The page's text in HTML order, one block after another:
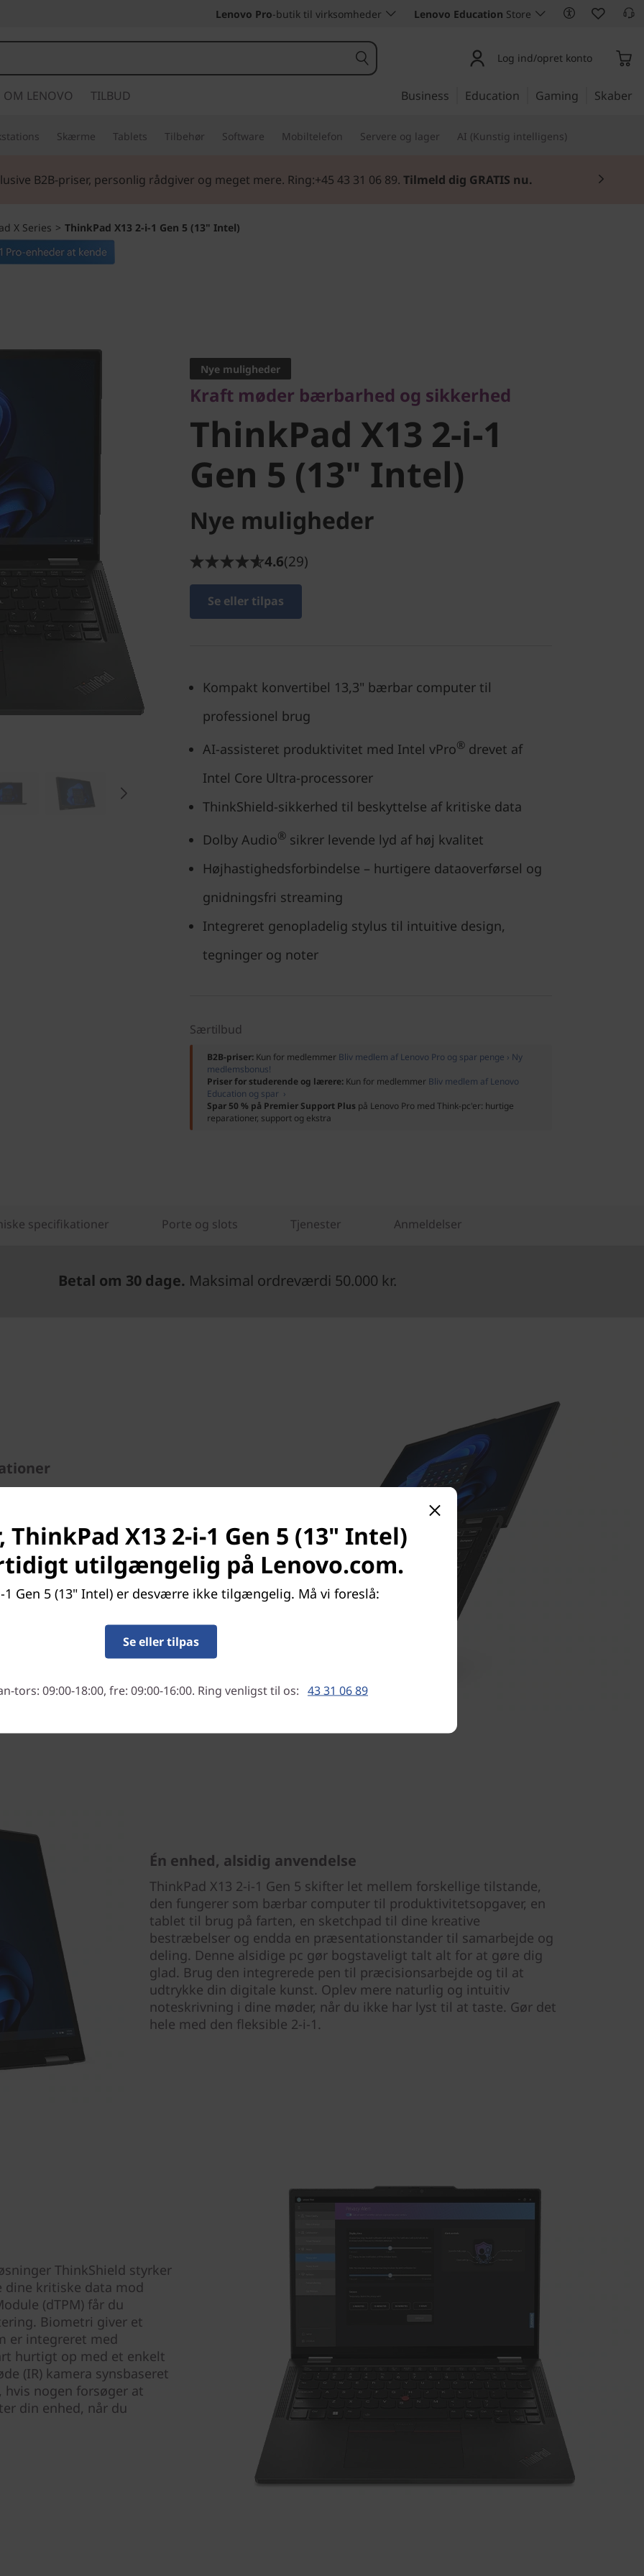
Lenovo Pro-butik til virksomheder Lenovo Education Store
Log ind/opret konto
OM LENOVO TILBUD Business Education Gaming Skaber
Skærme Tablets Tilbehør Software Mobiltelefon Servere og lager AI (Kunstig intelligens)
B2B-priser, personlig rådgiver og meget mere. Ring:+45 43 31 06 89. Tilmeld dig GRATIS nu.
X Series > ThinkPad X13 2-i-1 Gen 5 (13" Intel)
ThinkPad X13 2-i-1
Gen 5 (13" Intel)
Nye muligheder
Kraft møder bærbarhed og sikkerhed
ThinkPad X13 2-i-1
Gen 5 (13" Intel)
Nye muligheder
4.6(29)
Se eller tilpas
Kompakt konvertibel 13,3" bærbar computer til
professionel brug
AI-assisteret produktivitet med Intel vPro® drevet af
Intel Core Ultra-processorer
ThinkShield-sikkerhed til beskyttelse af kritiske data
Dolby Audio® sikrer levende lyd af høj kvalitet
Højhastighedsforbindelse – hurtigere dataoverførsel og
gnidningsfri streaming
Integreret genopladelig stylus til intuitive design,
tegninger og noter
Særtilbud
B2B-priser: Kun for medlemmer Bliv medlem af Lenovo Pro og spar penge › Ny
medlemsbonus!
Priser for studerende og lærere: Kun for medlemmer Bliv medlem af Lenovo
Education og spar ›
Spar 50 % på Premier Support Plus på Lenovo Pro med Think-pc'er: hurtige
reparationer, support og ekstra
specifikationer Porte og slots Tjenester Anmeldelser
Betal om 30 dage. Maksimal ordreværdi 50.000 kr.
højtydende bærbare
5, der kombinerer kraft,
natur nem at bære og
batteri sørger den for
enhed er drevet af
med Intel vPro®-
om intensive
pålidelige computer er
besvær.
Én enhed, alsidig anvendelse
ThinkPad X13 2-i-1 Gen 5 skifter let mellem forskellige tilstande,
den fungerer som bærbar computer til produktivitetsopgaver, en
tablet til brug på farten, en sketchpad til dine kreative
bestræbelser og endda en præsentationstander til samarbejde og
deling. Denne alsidige pc gør bogstaveligt talt alt for at gøre dig
glad. Brug den integrerede pen til præcisionsarbejde og til at
udtrykke din digitale kunst. Oplev mere naturlig og intuitiv
noteskrivning i dine møder, når du ikke har lyst til at taste. Gør det
hele med den fleksible 2-i-1.
ThinkShield styrker
dine kritiske data mod
(dTPM) får du
Biometri giver et
er integreret med
hurtigt op med et enkelt
(IR) kamera synsbaseret
nogen forsøger at
din enhed, når du
ThinkPad X13 2-i-1 Gen 5 (13" Intel)
utilgængelig på Lenovo.com.
1 Gen 5 (13" Intel) er desværre ikke tilgængelig. Må vi foreslå:
Se eller tilpas
tors: 09:00-18:00, fre: 09:00-16:00. Ring venligst til os: 43 31 06 89